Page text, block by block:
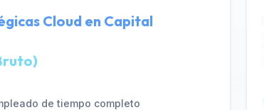
Cloud en Capital
de tiempo completo